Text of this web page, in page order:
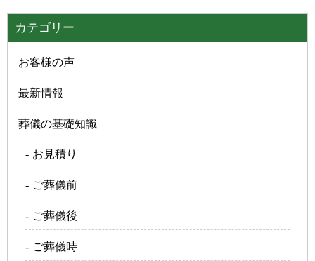
カテゴリー
お客様の声
最新情報
葬儀の基礎知識
お見積り
ご葬儀前
ご葬儀後
ご葬儀時